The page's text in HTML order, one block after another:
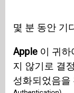
몇 분 동안 기
Apple 이 귀
지 않기로 결
성화되었음을